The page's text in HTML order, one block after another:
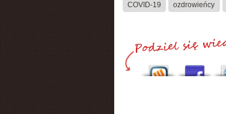
COVID-19 ozdrowieńcy